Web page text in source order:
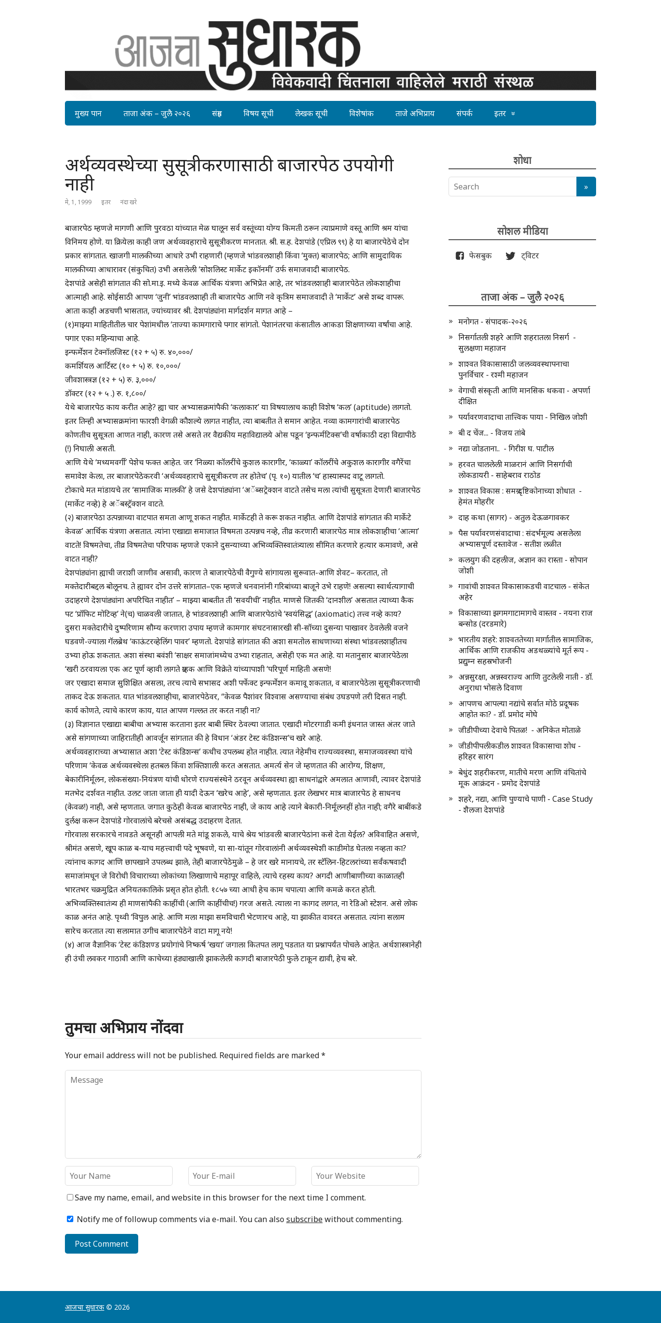
मुख्य पान ताजा अंक – जुलै २०२६ संग्रह विषय सूची लेखक सूची विशेषांक ताजे अभिप्राय संपर्क इतर
अर्थव्यवस्थेच्या सुसूत्रीकरणासाठी बाजारपेठ उपयोगी
नाही
मे, 1, 1999 इतर नंदा खरे
बाजारपेठ म्हणजे मागणी आणि पुरवठा यांच्यात मेळ घालून सर्व वस्तूंच्या योग्य किमती ठरून त्याप्रमाणे वस्तू आणि श्रम यांचा
विनिमय होणे. या क्रियेला काही जण अर्थव्यवहाराचे सुसूत्रीकरण मानतात. श्री. स.ह. देशपांडे (एप्रिल ९९) हे या बाजारपेठेचे दोन
प्रकार सांगतात. खाजगी मालकीच्या आधारे उभी राहणारी (म्हणजे भांडवलशाही किंवा ‘मुक्त) बाजारपेठ; आणि सामुदायिक
मालकीच्या आधारावर (संकुचित) उभी असलेली ‘सोशलिस्ट मार्केट इकॉनमी’ उर्फ समाजवादी बाजारपेठ.
देशपांडे असेही सांगतात की सो.मा.इ. मध्ये केवळ आर्थिक यंत्रणा अभिप्रेत आहे, तर भांडवलशाही बाजारपेठेत लोकशाहीचा
आत्माही आहे. सोईसाठी आपण ‘जुनी’ भांडवलशाही ती बाजारपेठ आणि नवे कृत्रिम समाजवादी ते ‘मार्केट’ असे शब्द वापरू.
आता काही अडचणी भासतात, ज्यांच्यावर श्री. देशपांड्यांना मार्गदर्शन मागत आहे –
(१)माझ्या माहितीतील चार पेशांमधील ‘ताज्या कामगाराचे पगार सांगतो. पेशानंतरचा कंसातील आकडा शिक्षणाच्या वर्षांचा आहे.
पगार एका महिन्याचा आहे.
इन्फर्मेशन टेक्नॉलजिस्ट (१२ + ५) रु. ४०,०००/
कमर्शियल आर्टिस्ट (१० + ५) रु. १०,०००/
जीवशास्त्रज्ञ (१२ + ५) रु. ३,०००/
डॉक्टर (१२ + ५ .) रु. १,८००/
येथे बाजारपेठ काय करीत आहे? ह्या चार अभ्यासक्रमांपैकी ‘कलाकार’ या विषयालाच काही विशेष ‘कल’ (aptitude) लागतो.
इतर तिन्ही अभ्यासक्रमांना फारशी वेगळी कौशल्ये लागत नाहीत, त्या बाबतीत ते समान आहेत. नव्या कामगारांची बाजारपेठ
कोणतीच सुसूत्रता आणत नाही, कारण तसे असते तर वैद्यकीय महाविद्यालये ओस पडून ‘इन्फर्मटिक्स’ची वर्षाकाठी दहा विद्यापीठे
(!) निघाली असती.
आणि येथे ‘मध्यमवर्गी’ पेशेच फक्त आहेत. जर ‘निळ्या कॉलरींचे कुशल कारागीर, ‘काळ्या’ कॉलरींचे अकुशल कारागीर वगैरेंचा
समावेश केला, तर बाजारपेठेकरवी ‘अर्थव्यवहाराचे सुसूत्रीकरण तर होतेच’ (पृ. १०) यातील ‘च’ हास्यास्पद वाटू लागतो.
टोकाचे मत मांडायचे तर ‘सामाजिक मालकी’ हे जसे देशपांड्यांना ‘अॅब्सट्रेक्शन वाटते तसेच मला त्यांची सुसूत्रता देणारी बाजारपेठ
(मार्केट नव्हे) हे अॅबस्ट्रॅक्शन वाटते.
(२) बाजारपेठा उत्पन्नाच्या वाटपात समता आणू शकत नाहीत. मार्केटही ते करू शकत नाहीत. आणि देशपांडे सांगतात की मार्केटे
केवळ’ आर्थिक यंत्रणा असतात. त्यांना एखाद्या समाजात विषमता उत्पन्नच नव्हे, तीव्र करणारी बाजारपेठ मात्र लोकशाहीचा ‘आत्मा’
वाटते! विषमतेचा, तीव्र विषमतेचा परिपाक म्हणजे एकाने दुसन्याच्या अभिव्यक्तिस्वातंत्र्याला सीमित करणारे हत्यार कमावणे, असे
वाटत नाही?
देशपांड्यांना ह्याची जराशी जाणीव असावी, कारण ते बाजारपेठेची वैगुण्ये सांगायला सुरूवात-आणि शेवट– करतात, तो
मक्तेदारीबद्दल बोलूनच. ते ह्यावर दोन उत्तरे सांगतात–एक म्हणजे धनवानांनी गरिबांच्या बाजूने उभे राहणे! असल्या स्वार्थत्यागाची
उदाहरणे देशपांड्यांना अपरिचित नाहीत’ – माझ्या बाबतीत ती ‘सवयीची’ नाहीत. माणसे जितकी ‘दानशील’ असतात त्याच्या कैक
पट ‘प्रॉफिट मोटिव्ह’ ने(च) चाळवली जातात, हे भांडवलशाही आणि बाजारपेठांचे ‘स्वयंसिद्ध’ (axiomatic) तत्त्व नव्हे काय?
दुसरा मक्तेदारीचे दुष्परिणाम सौम्य करणारा उपाय म्हणजे कामगार संघटनासारखी सी-सॉच्या दुसन्या पाखावर ठेवलेली वजने
घडवणे-ज्याला गॅलब्रेथ ‘काऊंटरव्हेलिंग पावर’ म्हणतो. देशपांडे सांगतात की अशा समतोल साधणाच्या संस्था भांडवलशाहीतच
उभ्या होऊ शकतात. अशा संस्था बवंशी ‘साक्षर समाजांमध्येच उभ्या राहतात, असेही एक मत आहे. या मतानुसार बाजारपेठेला
‘खरी ठरवायला एक अट पूर्ण व्हावी लागते ग्राहक आणि विक्रेते यांच्यापाशी ‘परिपूर्ण माहिती असणे!
जर एखादा समाज सुशिक्षित असला, तरच त्याचे सभासद अशी पर्फेक्ट इन्फर्मेशन कमावू शकतात, व बाजारपेठेला सुसूत्रीकरणाची
ताकद देऊ शकतात. यात भांडवलशाहीचा, बाजारपेठेवर, “केवळ पैशांवर विश्वास असण्याचा संबंध उघडपणे तरी दिसत नाही.
कार्य कोणते, त्याचे कारण काय, यात आपण गल्लत तर करत नाही ना?
(३) विज्ञानात एखाद्या बाबीचा अभ्यास करताना इतर बाबी स्थिर ठेवल्या जातात. एखादी मोटरगाडी कमी इंधनात जास्त अंतर जाते
असे सांगणाच्या जाहिरातीही आवर्जून सांगतात की हे विधान ‘अंडर टेस्ट कंडिशन्स’च खरे आहे.
अर्थव्यवहाराच्या अभ्यासात अशा ‘टेस्ट कंडिशन्स’ कधीच उपलब्ध होत नाहीत. त्यात नेहेमीच राज्यव्यवस्था, समाजव्यवस्था यांचे
परिणाम ‘केवळ अर्थव्यवस्थेला हतबल किंवा शक्तिशाली करत असतात. अमर्त्य सेन जे म्हणतात की आरोग्य, शिक्षण,
बेकारीनिर्मूलन, लोकसंख्या-नियंत्रण यांची धोरणे राज्यसंस्थेने ठरवून अर्थव्यवस्था ह्या साधनांद्वारे अमलात आणावी, त्यावर देशपांडे
मतभेद दर्शवत नाहीत. उलट जाता जाता ही यादी देऊन ‘खरेच आहे’, असे म्हणतात. इतर लेखभर मात्र बाजारपेठ हे साधनच
(केवळ!) नाही, असे म्हणतात. जगात कुठेही केवळ बाजारपेठ नाही, जे काय आहे त्याने बेकारी-निर्मूलनहीं होत नाही; वगैरे बाबींकडे
दुर्लक्ष करून देशपांडे गोरवालांचे बरेचसे असंबद्ध उदाहरण देतात.
गोरवाला सरकारचे नावडते असूनही आपली मते मांडू शकले, याचे श्रेय भांडवली बाजारपेठांना कसे देता येईल? अविवाहित असणे,
श्रीमंत असणे, खूप काळ ब-याच महत्त्वाची पदे भूषवणे, या सा-यांतून गोरवालांनी अर्थव्यवस्थेशी काडीमोड घेतला नव्हता का?
त्यांनाच कागद आणि छापखाने उपलब्ध झाले, तेही बाजारपेठेमुळे – हे जर खरे मानायचे, तर स्टॅलिन-हिटलरांच्या सर्वंकषवादी
समाजांमधून जे विरोधी विचाराच्या लोकांच्या लिखाणाचे महापूर वाहिले, त्याचे रहस्य काय? अगदी आणीबाणीच्या काळातही
भारतभर चक्रमुद्रित अनियतकालिके प्रसृत होत होती. १८५७ च्या आधी हेच काम चपात्या आणि कमळे करत होती.
अभिव्यक्तिस्वातंत्र्य ही माणसांपैकी काहींची (आणि काहींचीच!) गरज असते. त्याला ना कागद लागत, ना रेडिओ स्टेशन. असे लोक
काळ अनंत आहे. पृथ्वी ‘विपुल आहे. आणि मला माझा समविचारी भेटणारच आहे, या झाकीत वावरत असतात. त्यांना सलाम
सारेच करतात त्या सलामात उगीच बाजारपेठेने वाटा मागू नये!
(४) आज वैज्ञानिक ‘टेस्ट कंडिशण्ड प्रयोगांचे निष्कर्ष ‘खया’ जगाला कितपत लागू पडतात या प्रश्नापर्यंत पोचले आहेत. अर्थशास्त्रानेही
ही उंची लवकर गाठावी आणि काचेच्या हंड्याखाली झाकलेली कागदी बाजारपेठी फुले टाकून द्यावी, हेच बरे.
तुमचा अभिप्राय नोंदवा
Your email address will not be published. Required fields are marked*
Save my name, email, and website in this browser for the next time I comment.
Notify me of followup comments via e-mail. You can alsosubscribewithout commenting.
शोधा
सोशल मीडिया
फेसबुक ट्विटर
ताजा अंक – जुलै २०२६
मनोगत - संपादक-२०२६
निसर्गातली शहरे आणि शहरातला निसर्ग -
सुलक्षणा महाजन
शाश्वत विकासासाठी जलव्यवस्थापनाचा
पुनर्विचार - रश्मी महाजन
वेगाची संस्कृती आणि मानसिक थकवा - अपर्णा
दीक्षित
पर्यावरणवादाचा तात्त्विक पाया - निखिल जोशी
बी द चेंज... - विजय तांबे
नद्या जोडताना.. - गिरीश घ. पाटील
हरवत चाललेली माळरानं आणि निसर्गाची
लोकडायरी - साहेबराव राठोड
शाश्वत विकास : समग्र दृष्टिकोनाच्या शोधात -
हेमंत मोहरीर
दाह कथा (सागर) - अतुल देऊळगावकर
पैस पर्यावरणसंवादाचा : संदर्भमूल्य असलेला
अभ्यासपूर्ण दस्तावेज - सतीश लळीत
कलयुग की दहलीज, अज्ञान का रास्ता - सोपान
जोशी
गावांची शाश्वत विकासाकडची वाटचाल - संकेत
अहेर
विकासाच्या झगमगाटामागचे वास्तव - नयना राज
बन्सोड (दरडमारे)
भारतीय शहरे: शाश्वततेच्या मार्गातील सामाजिक,
आर्थिक आणि राजकीय अडथळ्यांचे मूर्त रूप -
प्रद्युम्न सहस्रभोजनी
अन्नसुरक्षा, अन्नस्वराज्य आणि तुटलेली नाती - डॉ.
अनुराधा भोसले दिवाण
आपणच आपल्या नद्यांचे सर्वात मोठे प्रदूषक
आहोत का? - डॉ. प्रमोद मोघे
जीडीपीच्या देवाचे पितळ! - अनिकेत मोताळे
जीडीपीपलीकडील शाश्वत विकासाचा शोध -
हरिहर सारंग
बेधुंद शहरीकरण, मातीचे मरण आणि वंचितांचे
मूक आक्रंदन - प्रमोद देशपांडे
शहरे, नद्या, आणि पुण्याचे पाणी - Case Study
- शैलजा देशपांडे
आजचा सुधारक © 2026